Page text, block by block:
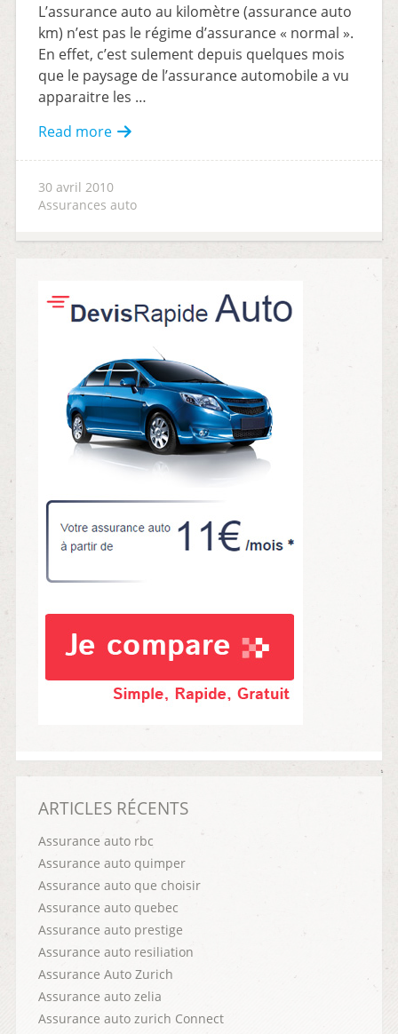
L’assurance auto au kilomètre (assurance auto
km) n’est pas le régime d’assurance « normal ».
En effet, c’est sulement depuis quelques mois
que le paysage de l’assurance automobile a vu
apparaitre les …
Read more
30 avril 2010
Assurances auto
ARTICLES RÉCENTS
Assurance auto rbc
Assurance auto quimper
Assurance auto que choisir
Assurance auto quebec
Assurance auto prestige
Assurance auto resiliation
Assurance Auto Zurich
Assurance auto zelia
Assurance auto zurich Connect